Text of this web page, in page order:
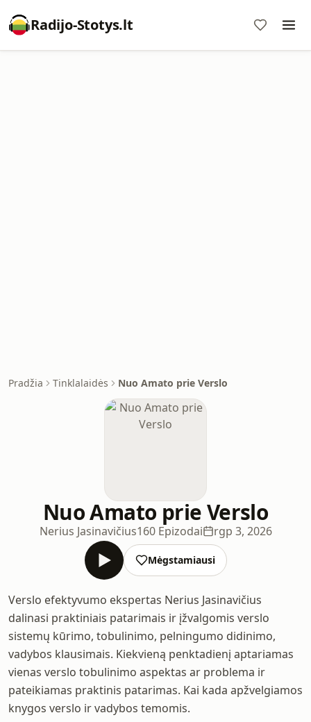
Radijo-Stotys.lt
Pradžia Tinklalaidės Nuo Amato prie Verslo
Nuo Amato prie Verslo
Nerius Jasinavičius160 Epizodai rgp 3, 2026
Mėgstamiausi
Verslo efektyvumo ekspertas Nerius Jasinavičius
dalinasi praktiniais patarimais ir įžvalgomis verslo
sistemų kūrimo, tobulinimo, pelningumo didinimo,
vadybos klausimais. Kiekvieną penktadienį aptariamas
vienas verslo tobulinimo aspektas ar problema ir
pateikiamas praktinis patarimas. Kai kada apžvelgiamos
knygos verslo ir vadybos temomis.